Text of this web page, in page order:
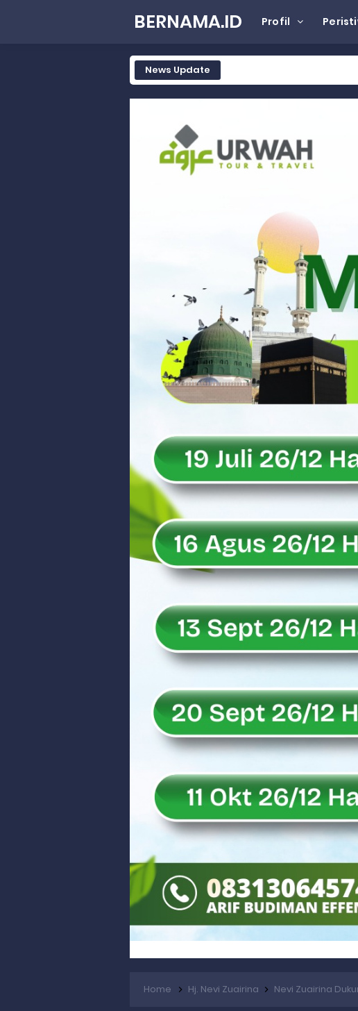
BERNAMA.ID Profil
News Update
Dilantik sebagai Ketua Umum Gema
Bangunan Liar di Atas Aset PT KAI
Gubernur Mahyeldi dan Menteri LH
Soal Isu Kejati Sumatera Barat Jemput
Danrem 032/Wbr: Jadikan Pengabdian
Ini Penjelasan Kejaksaan Tinggi
Rahmat Saleh Ingatkan Agrinas soal
Danrem 032/Wbr Kunjungi Kodim 0311/
Sita Uang Tunai Rp 3 M terkait Kasus
Rahmat Saleh Sebut Langkah Dony
DANREM 032/WIRABRAJA RESMIKAN
Dialog Inspiratif di Agam, Legislator Nevi
Danpusterad Resmi Tutup Program Bakti
IHSG Bangkit dan Rupiah Menguat,
Rahmat Saleh Nilai Penataan BUMN Perlu,
Rahmat Saleh Komitmen Penguatan
Rahmat Saleh Resmikan Hunian Tetap
Wakili Gubernur Sumbar, Kabiro Kesra
RELIS KEJAKSAAN TINGGI SUMATERA BARAT
RELIS KEJAKSAAN TINGGI SUMATERA BARAT
Home Hj. Nevi Zuairina Nevi Zuairina Dukung